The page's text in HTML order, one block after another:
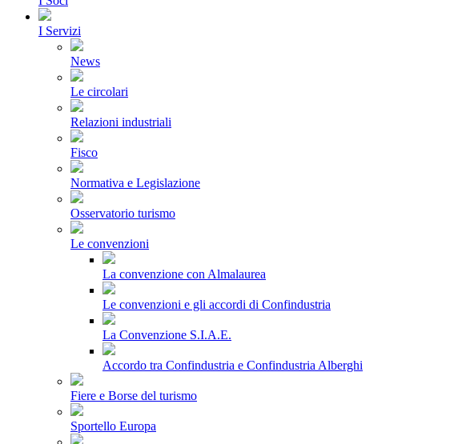
I Servizi
News
Le circolari
Relazioni industriali
Fisco
Normativa e Legislazione
Osservatorio turismo
Le convenzioni
La convenzione con Almalaurea
Le convenzioni e gli accordi di Confindustria
La Convenzione S.I.A.E.
Accordo tra Confindustria e Confindustria Alberghi
Fiere e Borse del turismo
Sportello Europa